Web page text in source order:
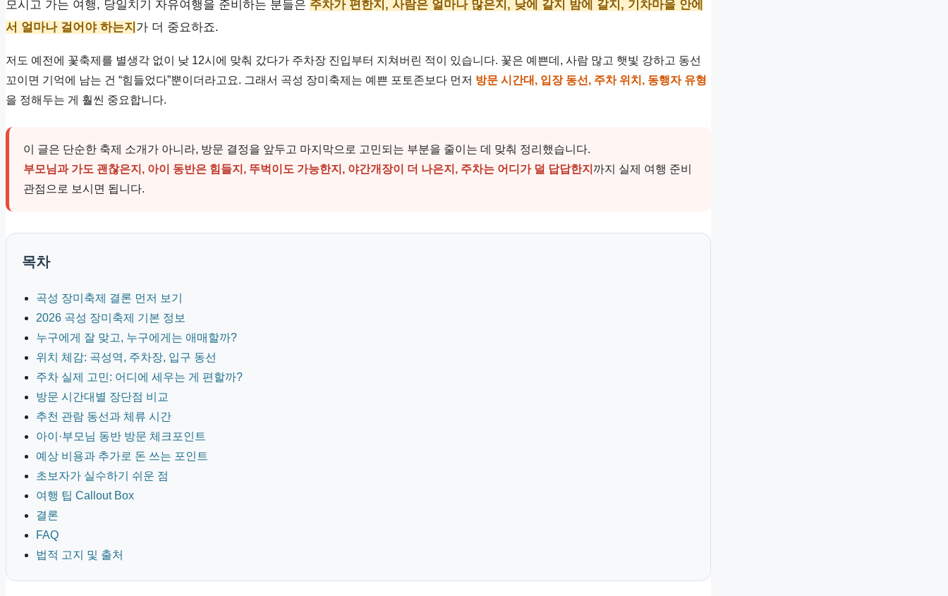
모시고 가는 여행, 당일치기 자유여행을 준비하는 분들은 주차가 편한지, 사람은 얼마나 많은지, 낮에 갈지 밤에 갈지, 기차마을 안에
서 얼마나 걸어야 하는지 가 더 중요하죠.
저도 예전에 꽃축제를 별생각 없이 낮 12시에 맞춰 갔다가 주차장 진입부터 지쳐버린 적이 있습니다. 꽃은 예쁜데, 사람 많고 햇빛 강하고 동선
꼬이면 기억에 남는 건 “힘들었다”뿐이더라고요. 그래서 곡성 장미축제는 예쁜 포토존보다 먼저 방문 시간대, 입장 동선, 주차 위치, 동행자 유형
을 정해두는 게 훨씬 중요합니다.
이 글은 단순한 축제 소개가 아니라, 방문 결정을 앞두고 마지막으로 고민되는 부분을 줄이는 데 맞춰 정리했습니다.
부모님과 가도 괜찮은지, 아이 동반은 힘들지, 뚜벅이도 가능한지, 야간개장이 더 나은지, 주차는 어디가 덜 답답한지 까지 실제 여행 준비
관점으로 보시면 됩니다.
목차
곡성 장미축제 결론 먼저 보기
2026 곡성 장미축제 기본 정보
누구에게 잘 맞고, 누구에게는 애매할까?
위치 체감: 곡성역, 주차장, 입구 동선
주차 실제 고민: 어디에 세우는 게 편할까?
방문 시간대별 장단점 비교
추천 관람 동선과 체류 시간
아이·부모님 동반 방문 체크포인트
예상 비용과 추가로 돈 쓰는 포인트
초보자가 실수하기 쉬운 점
여행 팁 Callout Box
결론
FAQ
법적 고지 및 출처